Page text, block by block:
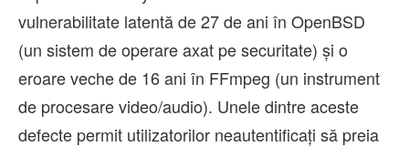
vulnerabilitate latentă de 27 de ani în OpenBSD
(un sistem de operare axat pe securitate) și o
eroare veche de 16 ani în FFmpeg (un instrument
de procesare video/audio). Unele dintre aceste
defecte permit utilizatorilor neautentificați să preia